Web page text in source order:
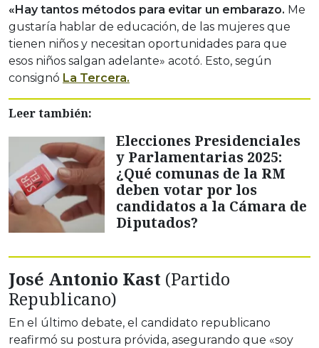
«Hay tantos métodos para evitar un embarazo. Me
gustaría hablar de educación, de las mujeres que
tienen niños y necesitan oportunidades para que
esos niños salgan adelante» acotó. Esto, según
consignó La Tercera.
Leer también:
Elecciones Presidenciales
y Parlamentarias 2025:
¿Qué comunas de la RM
deben votar por los
candidatos a la Cámara de
Diputados?
José Antonio Kast (Partido
Republicano)
En el último debate, el candidato republicano
reafirmó su postura próvida, asegurando que «soy